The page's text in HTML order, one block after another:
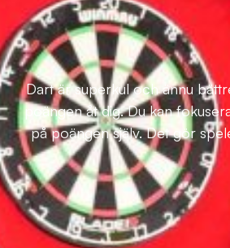
Dart är superkul och ännu
poängen åt dig. Du kan
på poängen själv. Det gör